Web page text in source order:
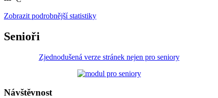
Zobrazit podrobnější statistiky
Senioři
Zjednodušená verze stránek nejen pro seniory
Návštěvnost